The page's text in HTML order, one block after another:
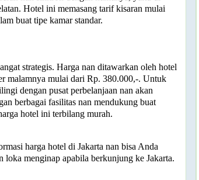
Hotel ini memasang tarif kisaran mulai
buat tipe kamar standar.
strategis. Harga nan ditawarkan oleh hotel
malamnya mulai dari Rp. 380.000,-. Untuk
dengan pusat perbelanjaan nan akan
berbagai fasilitas nan mendukung buat
hotel ini terbilang murah.
harga hotel di Jakarta nan bisa Anda
loka menginap apabila berkunjung ke Jakarta.